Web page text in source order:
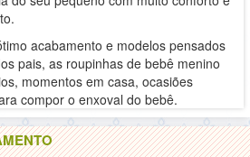
acabamento e modelos pensados
pais, as roupinhas de bebê menino
momentos em casa, ocasiões
compor o enxoval do bebê.